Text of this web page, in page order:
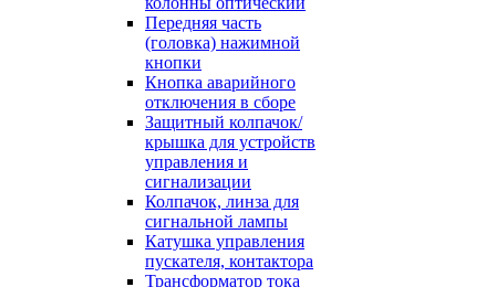
Передняя часть
(головка) нажимной
кнопки
Кнопка аварийного
отключения в сборе
Защитный колпачок/
крышка для устройств
управления и
сигнализации
Колпачок, линза для
сигнальной лампы
Катушка управления
пускателя, контактора
Трансформатор тока